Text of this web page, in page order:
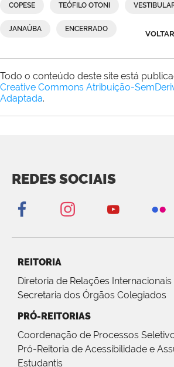
COPESE TEÓFILO OTONI
JANAÚBA ENCERRADO
Todo o conteúdo deste site está
Creative Commons Atribuição-
Adaptada.
REDES SOCIAIS
REITORIA
Diretoria de Relações Internacionais
Secretaria dos Órgãos Colegiados
PRÓ-REITORIAS
Coordenação de Processos
Pró-Reitoria de Acessibilidade e
Estudantis